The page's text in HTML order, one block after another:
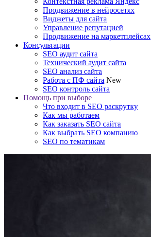
Продвижение в нейросетях
Виджеты для сайта
Управление репутацией
Продвижение на маркетплейсах
Консультации
SEO аудит сайта
Технический аудит сайта
SEO анализ сайта
Работа с ПФ сайта New
SEO контроль сайта
Помощь при выборе
Что входит в SEO раскрутку
Как мы работаем
Как заказать SEO сайта
Как выбрать SEO компанию
SEO по тематикам